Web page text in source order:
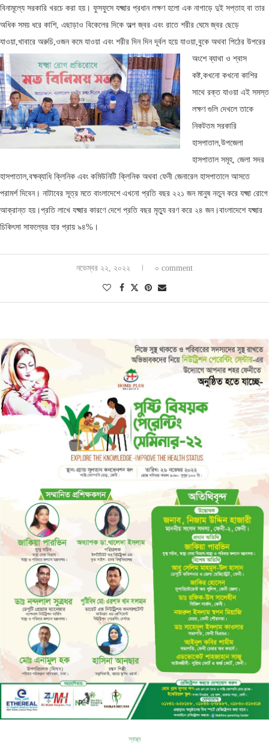
বিনামূল্যে সরকারি খরচে করা হয়। ফুসফুসে যক্ষ্মার প্রধান লক্ষণ হলো এক নাগাড়ে দুই সপ্তাহ বা তার
অধিক সময় ধরে কাশি, এছাড়াও বিকেলের দিকে অল্প জ্বর এবং রাতে শরীর ঘেমে জ্বর ছেড়ে
যাওয়া,খাবারে অরুচি,ওজন কমে যাওয়া এবং শরীর দিন দিন দূর্বল হয়ে যাওয়া,বুকে অথবা পিঠের উপরের
অংশে ব্যাথা ও শ্বাস
কষ্ট,কখনো কখনো কাশির
সাথে রক্ত যাওয়া এই সমস্ত
লক্ষণ গুলি দেখলে তাকে
নিকটতম সরকারি
হাসপাতাল,উপজেলা
হাসপাতাল সমূহ, জেলা সদর
হাসপাতাল,বক্ষব্যাধি ক্লিনিক এবং কমিউনিটি ক্লিনিক অথবা ফেনী জেনারেল হাসপাতালে আসতে
পরামর্শ দিবেন। নাটাবের সূত্র মতে বাংলাদেশে এখনো প্রতি বছর ২২১ জন মানুষ নতুন করে যক্ষ্মা রোগে
আক্রান্ত হয়।প্রতি লাখে যক্ষ্মার কারণে দেশে প্রতি বছর মৃত্যু বরণ করে ২৪ জন।বাংলাদেশে যক্ষ্মার
চিকিৎসা সাফল্যের হার প্রায় ৯৪%।
নভেম্বর ২২, ২০২২ ০ comment
স্বাস্থ্য